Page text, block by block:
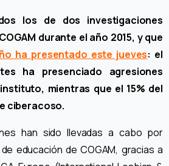
los de dos investigaciones
durante el año 2015, y que
ha presentado este jueves: el
ha presenciado agresiones
mientras que el 15% del
ciberacoso.
han sido llevadas a cabo por
educación de COGAM, gracias a